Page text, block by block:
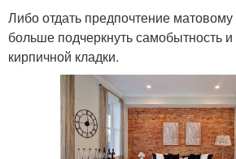
Либо отдать предпочтение
больше подчеркнуть самобытность и
кирпичной кладки.